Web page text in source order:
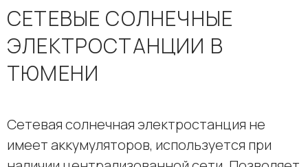
СЕТЕВЫЕ СОЛНЕЧНЫЕ
ЭЛЕКТРОСТАНЦИИ В
ТЮМЕНИ
Сетевая солнечная электростанция не
имеет аккумуляторов, используется при